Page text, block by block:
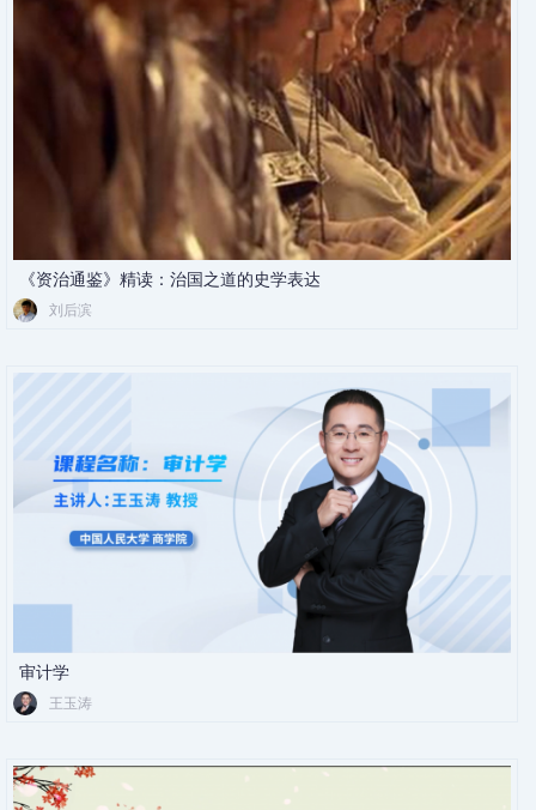
《资治通鉴》精读：治国之道的史学表达
刘后滨
审计学
王玉涛